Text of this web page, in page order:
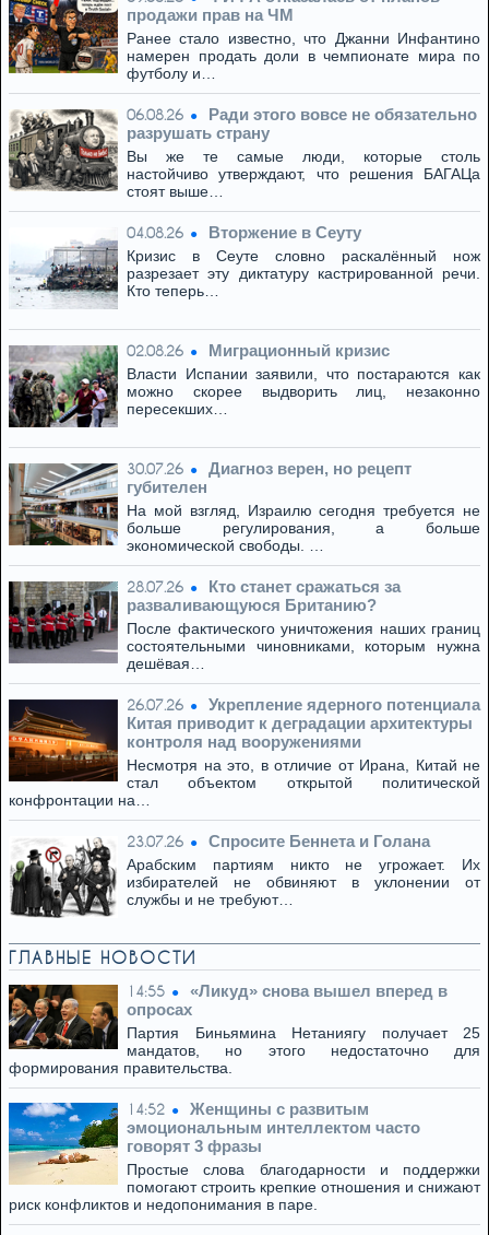
продажи прав на ЧМ
Ранее стало известно, что Джанни Инфантино
намерен продать доли в чемпионате мира по
футболу и…
06.08.26
Ради этого вовсе не обязательно
разрушать страну
Вы же те самые люди, которые столь
настойчиво утверждают, что решения БАГАЦа
стоят выше…
04.08.26 Вторжение в Сеуту
Кризис в Сеуте словно раскалённый нож
разрезает эту диктатуру кастрированной речи.
Кто теперь…
02.08.26 Миграционный кризис
Власти Испании заявили, что постараются как
можно скорее выдворить лиц, незаконно
пересекших…
30.07.26
Диагноз верен, но рецепт
губителен
На мой взгляд, Израилю сегодня требуется не
больше регулирования, а больше
экономической свободы. …
28.07.26
Кто станет сражаться за
разваливающуюся Британию?
После фактического уничтожения наших границ
состоятельными чиновниками, которым нужна
дешёвая…
26.07.26
Укрепление ядерного потенциала
Китая приводит к деградации архитектуры
контроля над вооружениями
Несмотря на это, в отличие от Ирана, Китай не
стал объектом открытой политической
конфронтации на…
23.07.26 Спросите Беннета и Голана
Арабским партиям никто не угрожает. Их
избирателей не обвиняют в уклонении от
службы и не требуют…
ГЛАВНЫЕ НОВОСТИ
14:55
«Ликуд» снова вышел вперед в
опросах
Партия Биньямина Нетаниягу получает 25
мандатов, но этого недостаточно для
формирования правительства.
14:52
Женщины с развитым
эмоциональным интеллектом часто
говорят 3 фразы
Простые слова благодарности и поддержки
помогают строить крепкие отношения и снижают
риск конфликтов и недопонимания в паре.